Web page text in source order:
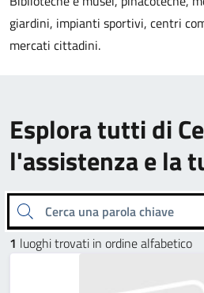
giardini, impianti sportivi, centri
mercati cittadini.
Esplora tutti di
l'assistenza e la
Cerca una parola chiave
1 luoghi trovati in ordine alfabetico